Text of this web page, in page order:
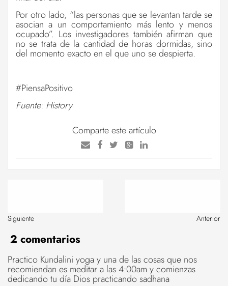
Por otro lado, “las personas que se levantan tarde se
asocian a un comportamiento más lento y menos
ocupado”. Los investigadores también afirman que
no se trata de la cantidad de horas dormidas, sino
del momento exacto en el que uno se despierta.
#PiensaPositivo
Fuente: History
Comparte este artículo
Anterior
Siguiente
2 comentarios
Practico Kundalini yoga y una de las cosas que nos
recomiendan es meditar a las 4:00am y comienzas
dedicando tu día Dios practicando sadhana